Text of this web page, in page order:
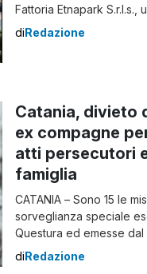
Fattoria Etnapark S.r.l.s.,
Alfio Brancato, di 49
diRedazione
Catania, divieto
ex compagne
atti persecutori
famiglia
CATANIA – Sono 15 le
sorveglianza speciale
Questura ed emesse dal
Misure di Prevenzione.
diRedazione